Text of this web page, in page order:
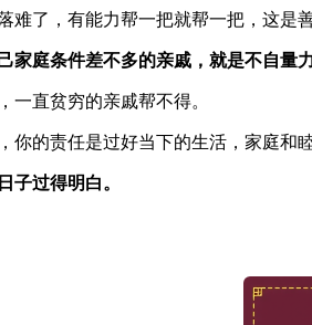
难了，有能力帮一把就帮一把，这是
庭条件差不多的亲戚，就是不自量力
一直贫穷的亲戚帮不得。
你的责任是过好当下的生活，家庭和
子过得明白。